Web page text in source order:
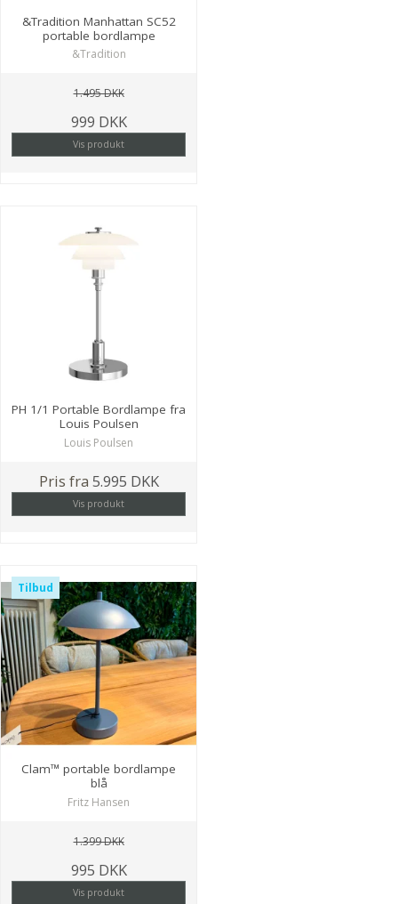
&Tradition Manhattan SC52
portable bordlampe
&Tradition
1.495 DKK
999 DKK
Vis produkt
PH 1/1 Portable Bordlampe fra
Louis Poulsen
Louis Poulsen
Pris fra 5.995 DKK
Vis produkt
Tilbud
Clam™ portable bordlampe
blå
Fritz Hansen
1.399 DKK
995 DKK
Vis produkt